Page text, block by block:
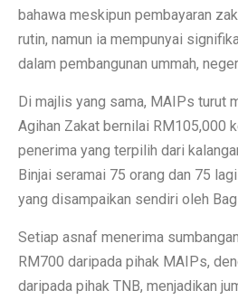
bahawa meskipun pembayaran
rutin, namun ia mempunyai
dalam pembangunan ummah,
Di majlis yang sama, MAIPs turut
Agihan Zakat bernilai RM105,000
penerima yang terpilih dari
Binjai seramai 75 orang dan 75
yang disampaikan sendiri oleh
Setiap asnaf menerima
RM700 daripada pihak MAIPs,
daripada pihak TNB, menjadikan